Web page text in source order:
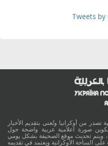
Tweets by
تصدر من أوكرانيا وتُعنى بتقديم الأخبار
تكوين صورة اعلامية عربية واضحة حول
ويتم تحديث موقع الصحيفة بشكل يومي
الساحة الأوكرانية ويعتمد في تقديمه